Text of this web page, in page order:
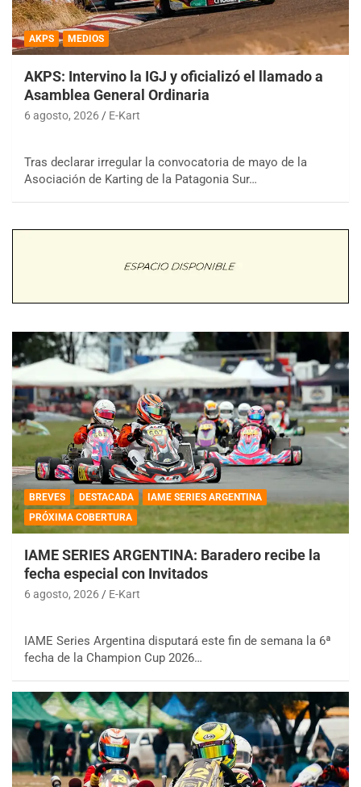
AKPS MEDIOS
AKPS: Intervino la IGJ y oficializó el llamado a
Asamblea General Ordinaria
6 agosto, 2026 E-Kart
Tras declarar irregular la convocatoria de mayo de la
Asociación de Karting de la Patagonia Sur…
BREVES DESTACADA
IAME SERIES ARGENTINA
PRÓXIMA COBERTURA
IAME SERIES ARGENTINA: Baradero recibe la
fecha especial con Invitados
6 agosto, 2026 E-Kart
IAME Series Argentina disputará este fin de semana la 6ª
fecha de la Champion Cup 2026…